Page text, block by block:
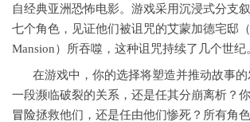
自经典亚洲恐怖电影。游戏采用沉浸式分支
七个角色，见证他们被诅咒的艾蒙加德宅邸（
Mansion）所吞噬，这种诅咒持续了几个世纪
在游戏中，你的选择将塑造并推动故事
一段濒临破裂的关系，还是任其分崩离析？
冒险拯救他们，还是任由他们惨死？所有角